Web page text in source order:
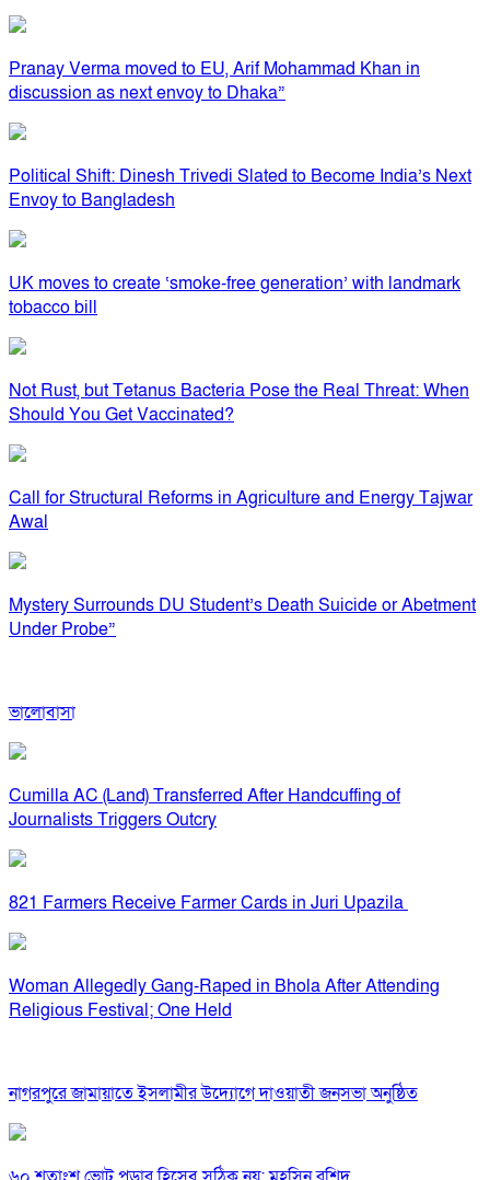
Pranay Verma moved to EU, Arif Mohammad Khan in
discussion as next envoy to Dhaka”
Political Shift: Dinesh Trivedi Slated to Become India’s Next
Envoy to Bangladesh
UK moves to create ‘smoke-free generation’ with landmark
tobacco bill
Not Rust, but Tetanus Bacteria Pose the Real Threat: When
Should You Get Vaccinated?
Call for Structural Reforms in Agriculture and Energy Tajwar
Awal
Mystery Surrounds DU Student’s Death Suicide or Abetment
Under Probe”
ভালোবাসা
Cumilla AC (Land) Transferred After Handcuffing of
Journalists Triggers Outcry
821 Farmers Receive Farmer Cards in Juri Upazila
Woman Allegedly Gang-Raped in Bhola After Attending
Religious Festival; One Held
নাগরপুরে জামায়াতে ইসলামীর উদ্যোগে দাওয়াতী জনসভা অনুষ্ঠিত